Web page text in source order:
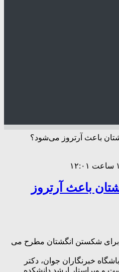
باعث آرتروز می‌شود؟
باعث آرتروز
برای شکستن انگشتان مطرح می
خبرنگاران جوان، دکتر
و ویراستار ارشد دانشکده